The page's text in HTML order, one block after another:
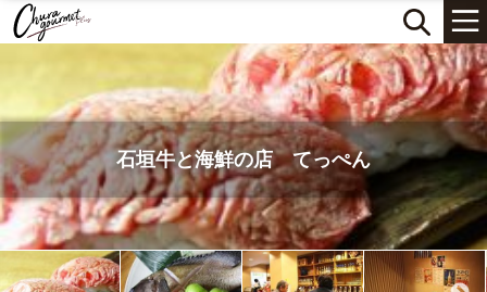
石垣牛と海鮮の店 てっぺん